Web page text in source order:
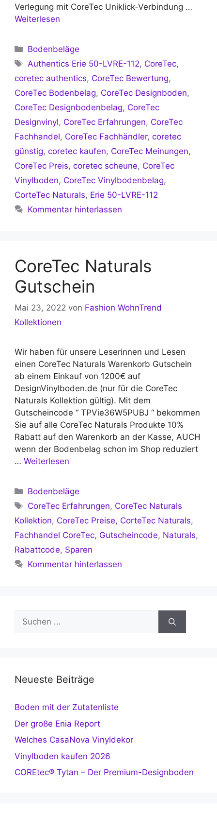
Verlegung mit CoreTec Uniklick-Verbindung …
Weiterlesen
Kategorien
Bodenbeläge
Schlagwörter
Authentics Erie 50-LVRE-112, CoreTec,
coretec authentics, CoreTec Bewertung,
CoreTec Bodenbelag, CoreTec Designboden,
CoreTec Designbodenbelag, CoreTec
Designvinyl, CoreTec Erfahrungen, CoreTec
Fachhandel, CoreTec Fachhändler, coretec
günstig, coretec kaufen, CoreTec Meinungen,
CoreTec Preis, coretec scheune, CoreTec
Vinylboden, CoreTec Vinylbodenbelag,
CorteTec Naturals, Erie 50-LVRE-112
Kommentar hinterlassen
CoreTec Naturals
Gutschein
Mai 23, 2022 von Fashion WohnTrend
Kollektionen
Wir haben für unsere Leserinnen und Lesen
einen CoreTec Naturals Warenkorb Gutschein
ab einem Einkauf von 1200€ auf
DesignVinylboden.de (nur für die CoreTec
Naturals Kollektion gültig). Mit dem
Gutscheincode “ TPVie36W5PUBJ “ bekommen
Sie auf alle CoreTec Naturals Produkte 10%
Rabatt auf den Warenkorb an der Kasse, AUCH
wenn der Bodenbelag schon im Shop reduziert
… Weiterlesen
Kategorien
Bodenbeläge
Schlagwörter
CoreTec Erfahrungen, CoreTec Naturals
Kollektion, CoreTec Preise, CorteTec Naturals,
Fachhandel CoreTec, Gutscheincode, Naturals,
Rabattcode, Sparen
Kommentar hinterlassen
Suchen
nach:
Neueste Beiträge
Boden mit der Zutatenliste
Der große Enia Report
Welches CasaNova Vinyldekor
Vinylboden kaufen 2026
COREtec® Tytan – Der Premium-Designboden